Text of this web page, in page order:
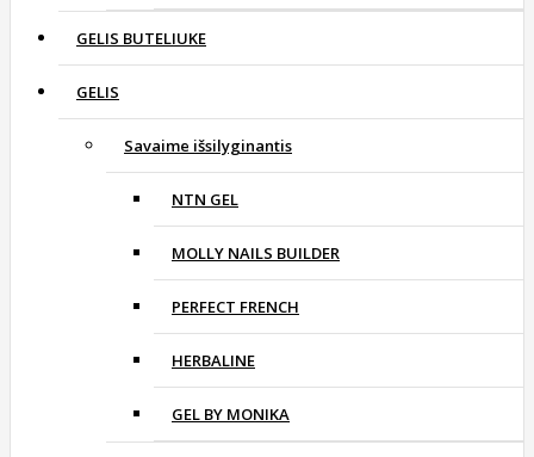
GELIS BUTELIUKE
GELIS
Savaime išsilyginantis
NTN GEL
MOLLY NAILS BUILDER
PERFECT FRENCH
HERBALINE
GEL BY MONIKA